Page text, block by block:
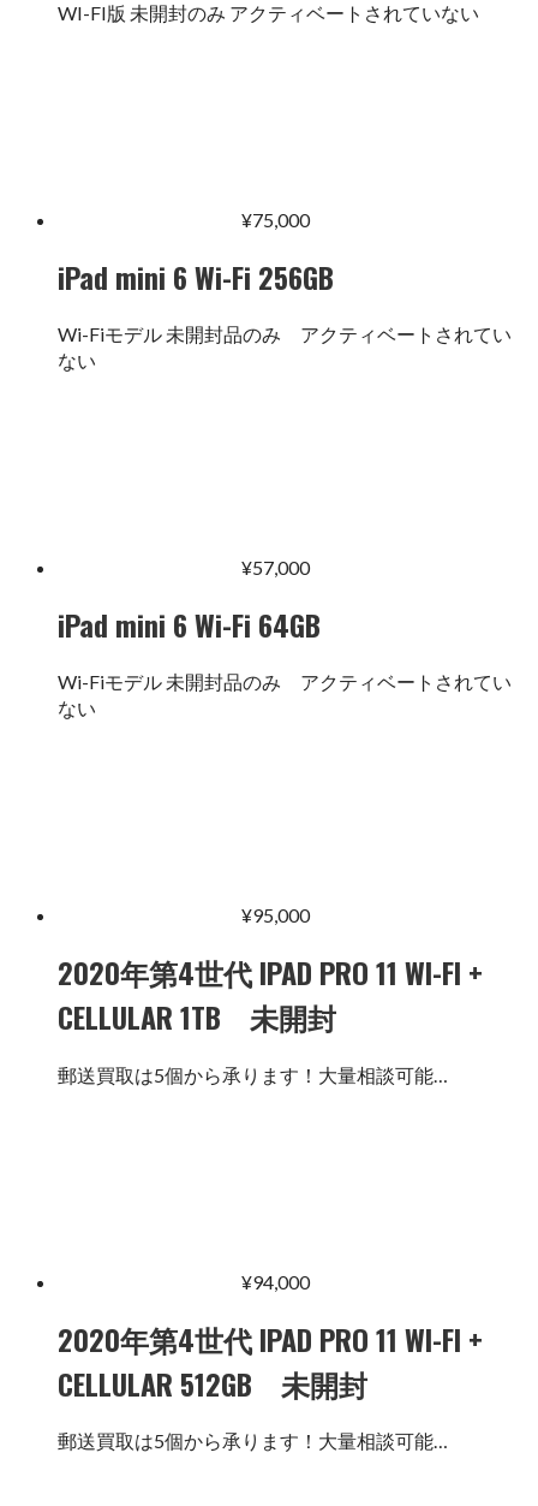
WI-FI版 未開封のみ アクティベートされていない
¥75,000
iPad mini 6 Wi-Fi 256GB
Wi-Fiモデル 未開封品のみ アクティベートされてい
ない
¥57,000
iPad mini 6 Wi-Fi 64GB
Wi-Fiモデル 未開封品のみ アクティベートされてい
ない
¥95,000
2020年第4世代 IPAD PRO 11 WI-FI +
CELLULAR 1TB 未開封
郵送買取は5個から承ります！大量相談可能…
¥94,000
2020年第4世代 IPAD PRO 11 WI-FI +
CELLULAR 512GB 未開封
郵送買取は5個から承ります！大量相談可能…